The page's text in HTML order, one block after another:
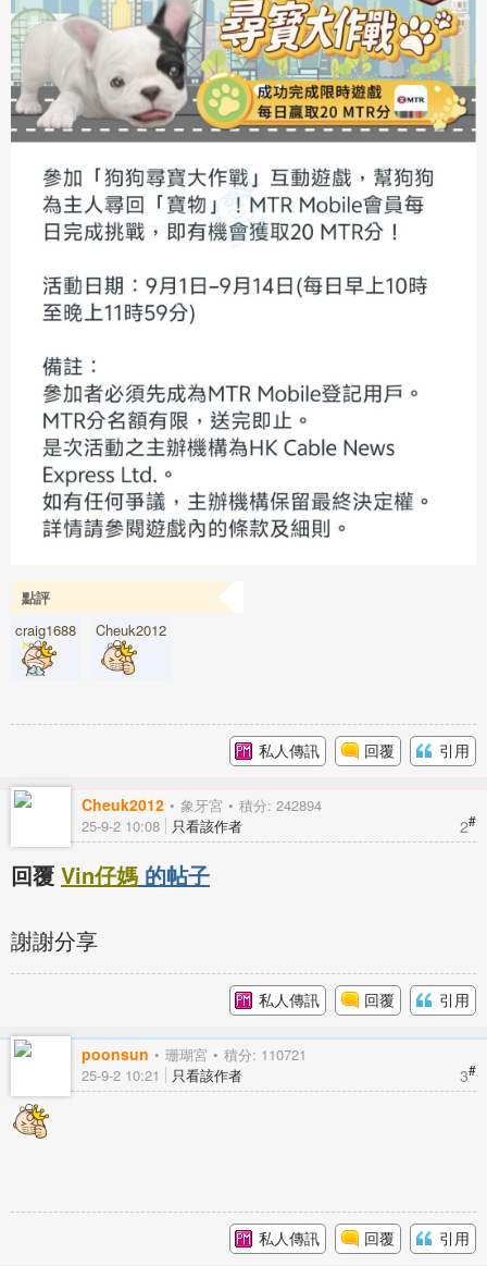
點評
craig1688
Cheuk2012
私人傳訊 回覆 引用
Cheuk2012 象牙宮 積分: 242894
2#
25-9-2 10:08 只看該作者
回覆 Vin仔媽 的帖子
謝謝分享
私人傳訊 回覆 引用
poonsun 珊瑚宮 積分: 110721
3#
25-9-2 10:21 只看該作者
私人傳訊 回覆 引用